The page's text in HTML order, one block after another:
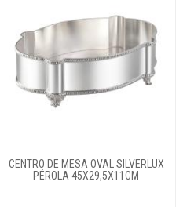
Cinzeiros
Complementos
Esculturas
Espelhos
CENTRO DE MESA OVAL SILVERLUX
PÉROLA 45X29,5X11CM